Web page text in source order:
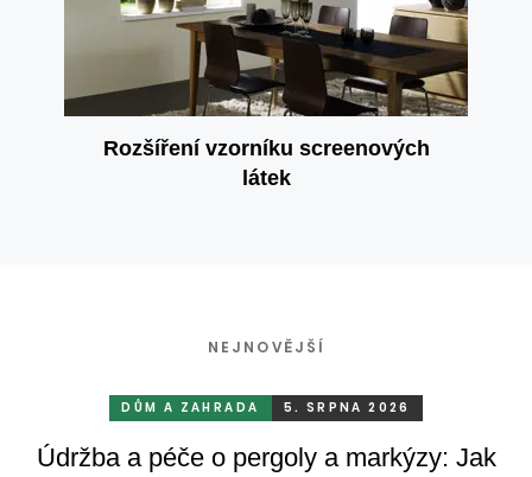
Rozšíření vzorníku screenových
látek
NEJNOVĚJŠÍ
DŮM A ZAHRADA 5. SRPNA 2026
Údržba a péče o pergoly a markýzy: Jak